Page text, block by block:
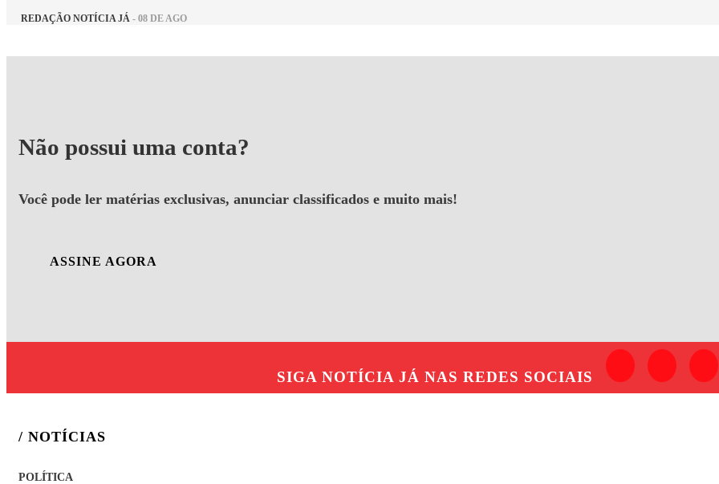
REDAÇÃO NOTÍCIA JÁ - 08 DE AGO
Não possui uma conta?
Você pode ler matérias exclusivas, anunciar classificados e muito mais!
ASSINE AGORA
SIGA NOTÍCIA JÁ NAS REDES SOCIAIS
/ NOTÍCIAS
POLÍTICA